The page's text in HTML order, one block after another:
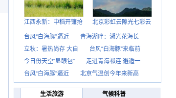
江西永新：中稻开镰抢 北京彩虹云隙光七彩云
台风“白海豚”逼近
青海湖畔：湖光花海长
立秋：暑热尚存 大自
台风“白海豚”来临前
今日份天空“显眼包”
走进青海祁连 邂逅一
台风“白海豚”逼近
北京气温创今年来新高
生活旅游 气候科普